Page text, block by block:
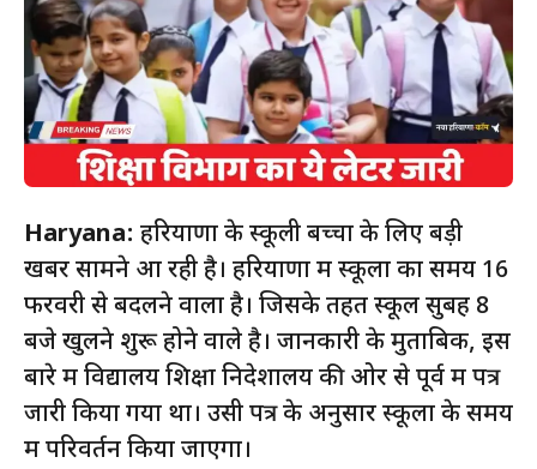
Haryana: हरियाणा के स्कूली बच्चों के लिए बड़ी
खबर सामने आ रही है। हरियाणा में स्कूलों का समय 16
फरवरी से बदलने वाला है। जिसके तहत स्कूल सुबह 8
बजे खुलने शुरू होने वाले है। जानकारी के मुताबिक, इस
बारे में विद्यालय शिक्षा निदेशालय की ओर से पूर्व में पत्र
जारी किया गया था। उसी पत्र के अनुसार स्कूलों के समय
में परिवर्तन किया जाएगा।